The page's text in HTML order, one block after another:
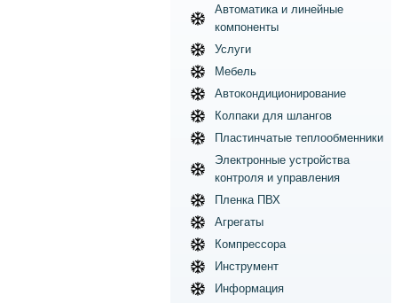
Автоматика и линейные
компоненты
Услуги
Мебель
Автокондиционирование
Колпаки для шлангов
Пластинчатые теплообменники
Электронные устройства
контроля и управления
Пленка ПВХ
Агрегаты
Компрессора
Инструмент
Информация